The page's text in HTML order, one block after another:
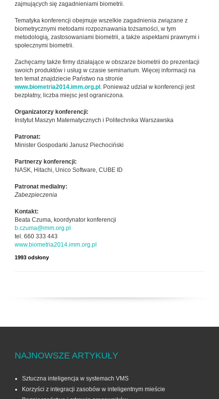
zajmujących się zagadnieniami biometrii.
Tematyka konferencji obejmuje wszelkie zagadnienia związane z
biometrycznymi metodami rozpoznawania tożsamości, w tym
metodologią, zastosowaniami biometrii, a także aspektami prawnymi i
społecznymi biometrii.
Zachęcamy także firmy działające w obszarze biometrii do prezentacji
swoich produktów i usług w czasie seminarium. Więcej informacji na
ten temat znajdziecie Państwo na stronie
www.biometria2014.imm.org.pl . Ponieważ udział w konferencji jest
bezpłatny, liczba miejsc jest ograniczona.
Organizatorzy konferencji:
Instytut Maszyn Matematycznych i Politechnika Warszawska
Patronat:
Minister Gospodarki Janusz Piechociński
Partnerzy konferencji:
NASK, Hitachi, Unico Software, CUBE ID
Patronat medialny:
Zabezpieczenia
Kontakt:
Beata Czuma, koordynator konferencji
b.czuma@imm.org.pl
tel. 660 333 443
www.biometria2014.imm.org.pl
1993 odsłony
NAJNOWSZE ARTYKUŁY
Sztuczna inteligencja w systemach VMS
Korzyści z integracji zasobów w inteligentnym mieście